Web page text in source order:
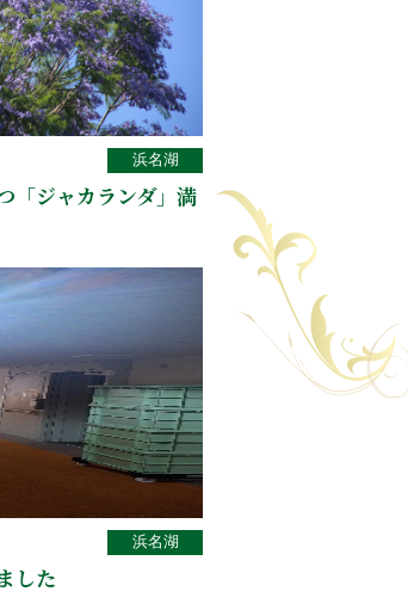
「ジャカランダ」満
浜名湖
した
浜名湖